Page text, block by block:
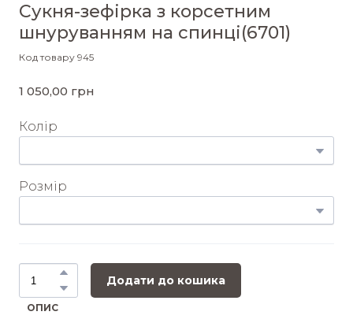
Сукня-зефірка з корсетним
шнуруванням на спинці(6701)
Код товару 945
1 050,00 грн
Колір
Розмір
Додати до кошика
ОПИС